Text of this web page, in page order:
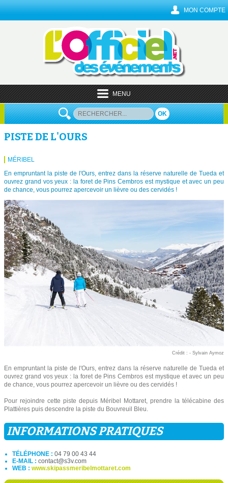
MON COMPTE
MENU
OK
PISTE DE L'OURS
MÉRIBEL
En empruntant la piste de l'Ours, entrez dans la réserve naturelle de Tueda et
ouvrez grand vos yeux : la foret de Pins Cembros est mystique et avec un peu
de chance, vous pourrez apercevoir un lièvre ou des cervidés !
Crédit : - Sylvain Aymoz
En empruntant la piste de l'Ours, entrez dans la réserve naturelle de Tueda et
ouvrez grand vos yeux : la foret de Pins Cembros est mystique et avec un peu
de chance, vous pourrez apercevoir un lièvre ou des cervidés !
Pour rejoindre cette piste depuis Méribel Mottaret, prendre la télécabine des
Plattières puis descendre la piste du Bouvreuil Bleu.
INFORMATIONS PRATIQUES
TÉLÉPHONE : 04 79 00 43 44
E-MAIL : contact@s3v.com
WEB : www.skipassmeribelmottaret.com